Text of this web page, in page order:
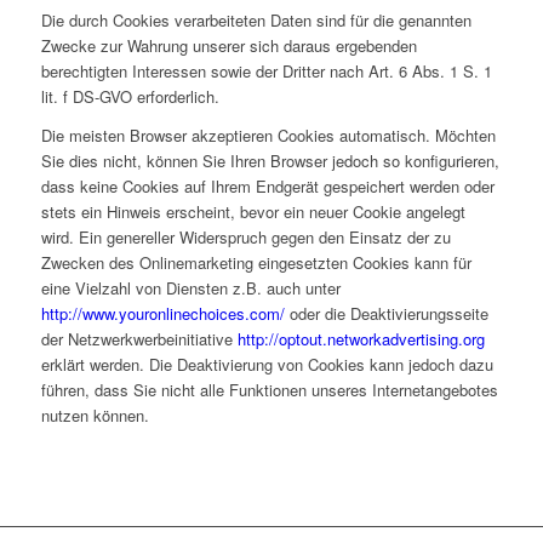
Die durch Cookies verarbeiteten Daten sind für die genannten
Zwecke zur Wahrung unserer sich daraus ergebenden
berechtigten Interessen sowie der Dritter nach Art. 6 Abs. 1 S. 1
lit. f DS-GVO erforderlich.
Die meisten Browser akzeptieren Cookies automatisch. Möchten
Sie dies nicht, können Sie Ihren Browser jedoch so konfigurieren,
dass keine Cookies auf Ihrem Endgerät gespeichert werden oder
stets ein Hinweis erscheint, bevor ein neuer Cookie angelegt
wird. Ein genereller Widerspruch gegen den Einsatz der zu
Zwecken des Onlinemarketing eingesetzten Cookies kann für
eine Vielzahl von Diensten z.B. auch unter
http://www.youronlinechoices.com/oder die Deaktivierungsseite
der Netzwerkwerbeinitiative http://optout.networkadvertising.org
erklärt werden. Die Deaktivierung von Cookies kann jedoch dazu
führen, dass Sie nicht alle Funktionen unseres Internetangebotes
nutzen können.